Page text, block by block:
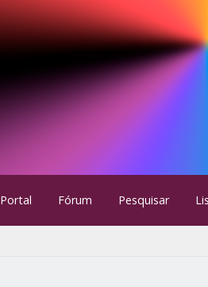
Portal Fórum Pesquisar